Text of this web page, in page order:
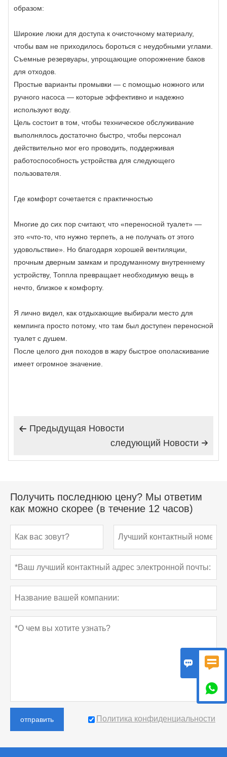
образом:
Широкие люки для доступа к очисточному материалу,
чтобы вам не приходилось бороться с неудобными углами.
Съемные резервуары, упрощающие опорожнение баков
для отходов.
Простые варианты промывки — с помощью ножного или
ручного насоса — которые эффективно и надежно
используют воду.
Цель состоит в том, чтобы техническое обслуживание
выполнялось достаточно быстро, чтобы персонал
действительно мог его проводить, поддерживая
работоспособность устройства для следующего
пользователя.
Где комфорт сочетается с практичностью
Многие до сих пор считают, что «переносной туалет» —
это «что-то, что нужно терпеть, а не получать от этого
удовольствие». Но благодаря хорошей вентиляции,
прочным дверным замкам и продуманному внутреннему
устройству, Топпла превращает необходимую вещь в
нечто, близкое к комфорту.
Я лично видел, как отдыхающие выбирали место для
кемпинга просто потому, что там был доступен переносной
туалет с душем.
После целого дня походов в жару быстрое ополаскивание
имеет огромное значение.
 Предыдущая Hовости

следующий Hовости
Получить последнюю цену? Мы ответим
как можно скорее (в течение 12 часов)
отправить Политика конфиденциальности
 
